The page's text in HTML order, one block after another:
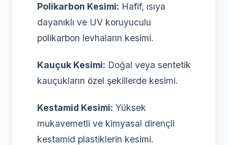
Polikarbon Kesimi: Hafif, ısıya
dayanıklı ve UV koruyuculu
polikarbon levhaların kesimi.
Kauçuk Kesimi: Doğal veya sentetik
kauçukların özel şekillerde kesimi.
Kestamid Kesimi: Yüksek
mukavemetli ve kimyasal dirençli
kestamid plastiklerin kesimi.